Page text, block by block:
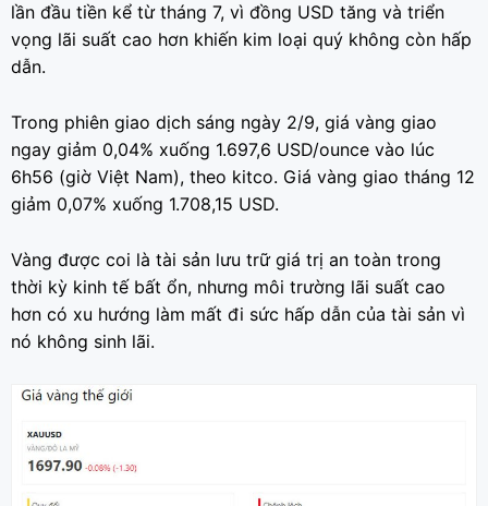
lần đầu tiền kể từ tháng 7, vì đồng USD tăng và triển
vọng lãi suất cao hơn khiến kim loại quý không còn hấp
dẫn.
Trong phiên giao dịch sáng ngày 2/9, giá vàng giao
ngay giảm 0,04% xuống 1.697,6 USD/ounce vào lúc
6h56 (giờ Việt Nam), theo kitco. Giá vàng giao tháng 12
giảm 0,07% xuống 1.708,15 USD.
Vàng được coi là tài sản lưu trữ giá trị an toàn trong
thời kỳ kinh tế bất ổn, nhưng môi trường lãi suất cao
hơn có xu hướng làm mất đi sức hấp dẫn của tài sản vì
nó không sinh lãi.